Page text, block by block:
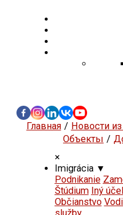
Главная
Новости
Объекты
×
Imigrácia ▼
Podnikanie
Štúdium Iný účel
Občianstvo